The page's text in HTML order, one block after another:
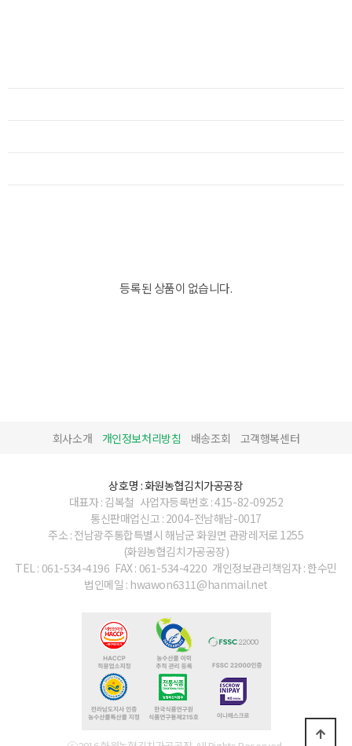
등록된 상품이 없습니다.
회사소개 개인정보처리방침 배송조회 고객행복센터
상호명 : 화원농협김치가공공장
대표자 : 김복철 사업자등록번호 : 415-82-09252
통신판매업신고 : 2004-전남해남-0017
주소 : 전남광주통합특별시 해남군 화원면 관광레저로 1255
(화원농협김치가공공장)
TEL : 061-534-4196 FAX : 061-534-4220 개인정보관리책임자 : 한수민
법인메일 : hwawon6311@hanmail.net